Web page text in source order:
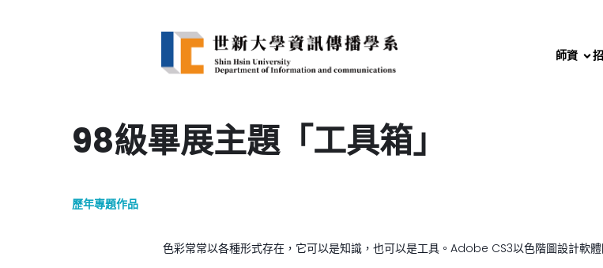
師資
98級畢展主題「工具箱」
歷年專題作品
色彩常常以各種形式存在，它可以是知識，也可以是工具。Adobe CS3以色階圖設計軟